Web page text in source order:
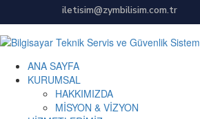
iletisim@zymbilisim.com.tr
ANA SAYFA
KURUMSAL
HAKKIMIZDA
MİSYON & VİZYON